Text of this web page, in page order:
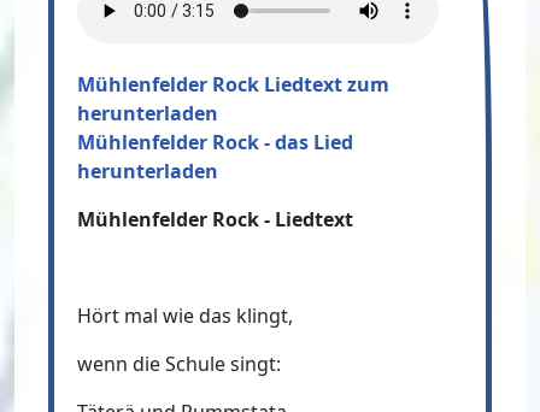
Mühlenfelder Rock Liedtext zum
herunterladen
Mühlenfelder Rock - das Lied
herunterladen
Mühlenfelder Rock - Liedtext
Hört mal wie das klingt,
wenn die Schule singt: